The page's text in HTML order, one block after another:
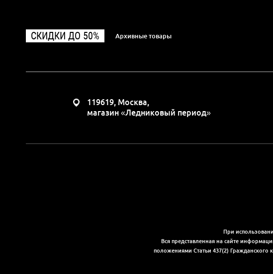
СКИДКИ ДО 50% Архивные товары
119619, Москва,
магазин «Ледниковый период»
При
Вся представленная на сайте
положениями Статьи 437(2)